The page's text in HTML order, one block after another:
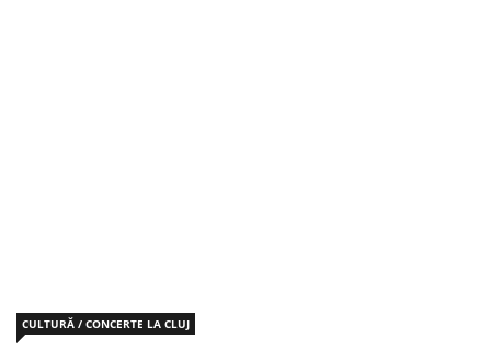
CULTURĂ / CONCERTE LA CLUJ